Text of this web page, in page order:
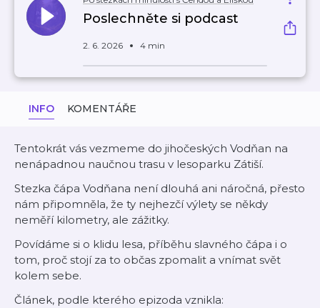
Poslechněte si podcast
2. 6. 2026 4 min
INFO KOMENTÁŘE
Tentokrát vás vezmeme do jihočeských Vodňan na
nenápadnou naučnou trasu v lesoparku Zátiší.
Stezka čápa Vodňana není dlouhá ani náročná, přesto
nám připomněla, že ty nejhezčí výlety se někdy
neměří kilometry, ale zážitky.
Povídáme si o klidu lesa, příběhu slavného čápa i o
tom, proč stojí za to občas zpomalit a vnímat svět
kolem sebe.
Článek, podle kterého epizoda vznikla: